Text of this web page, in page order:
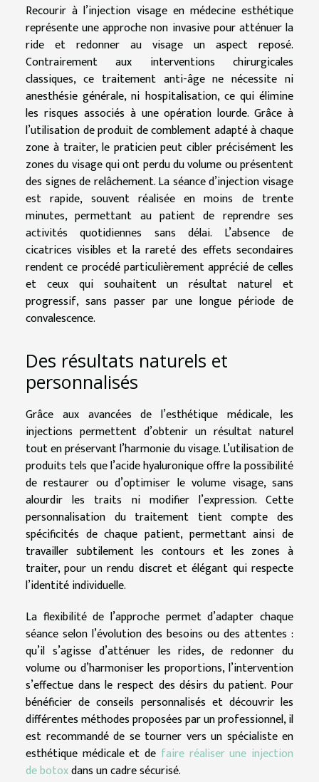
Recourir à l’injection visage en médecine esthétique
représente une approche non invasive pour atténuer la
ride et redonner au visage un aspect reposé.
Contrairement aux interventions chirurgicales
classiques, ce traitement anti-âge ne nécessite ni
anesthésie générale, ni hospitalisation, ce qui élimine
les risques associés à une opération lourde. Grâce à
l’utilisation de produit de comblement adapté à chaque
zone à traiter, le praticien peut cibler précisément les
zones du visage qui ont perdu du volume ou présentent
des signes de relâchement. La séance d’injection visage
est rapide, souvent réalisée en moins de trente
minutes, permettant au patient de reprendre ses
activités quotidiennes sans délai. L’absence de
cicatrices visibles et la rareté des effets secondaires
rendent ce procédé particulièrement apprécié de celles
et ceux qui souhaitent un résultat naturel et
progressif, sans passer par une longue période de
convalescence.
Des résultats naturels et
personnalisés
Grâce aux avancées de l’esthétique médicale, les
injections permettent d’obtenir un résultat naturel
tout en préservant l’harmonie du visage. L’utilisation de
produits tels que l’acide hyaluronique offre la possibilité
de restaurer ou d’optimiser le volume visage, sans
alourdir les traits ni modifier l’expression. Cette
personnalisation du traitement tient compte des
spécificités de chaque patient, permettant ainsi de
travailler subtilement les contours et les zones à
traiter, pour un rendu discret et élégant qui respecte
l’identité individuelle.
La flexibilité de l’approche permet d’adapter chaque
séance selon l’évolution des besoins ou des attentes :
qu’il s’agisse d’atténuer les rides, de redonner du
volume ou d’harmoniser les proportions, l’intervention
s’effectue dans le respect des désirs du patient. Pour
bénéficier de conseils personnalisés et découvrir les
différentes méthodes proposées par un professionnel, il
est recommandé de se tourner vers un spécialiste en
esthétique médicale et de faire réaliser une injection
de botoxdans un cadre sécurisé.